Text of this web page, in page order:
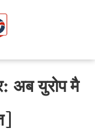
अब युरोप मै